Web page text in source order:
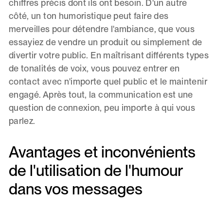
chiffres précis dont ils ont besoin. D'un autre
côté, un ton humoristique peut faire des
merveilles pour détendre l'ambiance, que vous
essayiez de vendre un produit ou simplement de
divertir votre public. En maîtrisant différents types
de tonalités de voix, vous pouvez entrer en
contact avec n'importe quel public et le maintenir
engagé. Après tout, la communication est une
question de connexion, peu importe à qui vous
parlez.
Avantages et inconvénients
de l'utilisation de l'humour
dans vos messages